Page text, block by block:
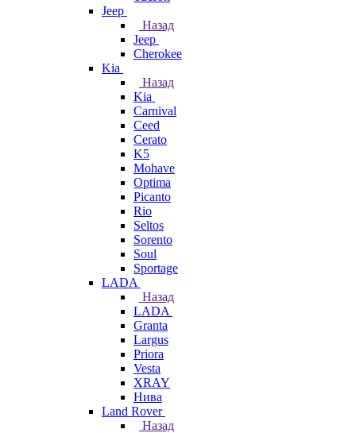
Jeep
Назад
Jeep
Cherokee
Kia
Назад
Kia
Carnival
Ceed
Cerato
K5
Mohave
Optima
Picanto
Rio
Seltos
Sorento
Soul
Sportage
LADA
Назад
LADA
Granta
Largus
Priora
Vesta
XRAY
Нива
Land Rover
Назад